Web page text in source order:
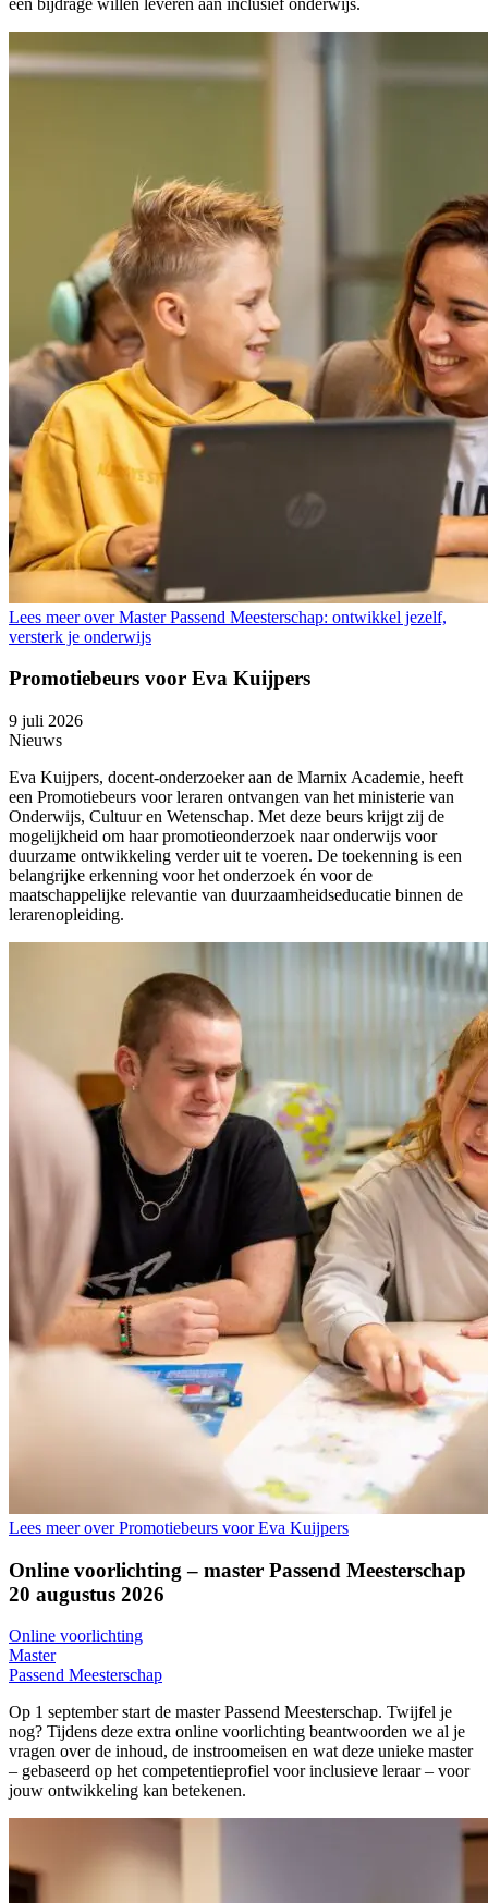
Lees meer over Master Passend Meesterschap: ontwikkel jezelf,
versterk je onderwijs
Promotiebeurs voor Eva Kuijpers
9 juli 2026
Nieuws
Eva Kuijpers, docent-onderzoeker aan de Marnix Academie, heeft
een Promotiebeurs voor leraren ontvangen van het ministerie van
Onderwijs, Cultuur en Wetenschap. Met deze beurs krijgt zij de
mogelijkheid om haar promotieonderzoek naar onderwijs voor
duurzame ontwikkeling verder uit te voeren. De toekenning is een
belangrijke erkenning voor het onderzoek én voor de
maatschappelijke relevantie van duurzaamheidseducatie binnen de
lerarenopleiding.
Lees meer over Promotiebeurs voor Eva Kuijpers
Online voorlichting – master Passend Meesterschap
20 augustus 2026
Online voorlichting
Master
Passend Meesterschap
Op 1 september start de master Passend Meesterschap. Twijfel je
nog? Tijdens deze extra online voorlichting beantwoorden we al je
vragen over de inhoud, de instroomeisen en wat deze unieke master
– gebaseerd op het competentieprofiel voor inclusieve leraar – voor
jouw ontwikkeling kan betekenen.